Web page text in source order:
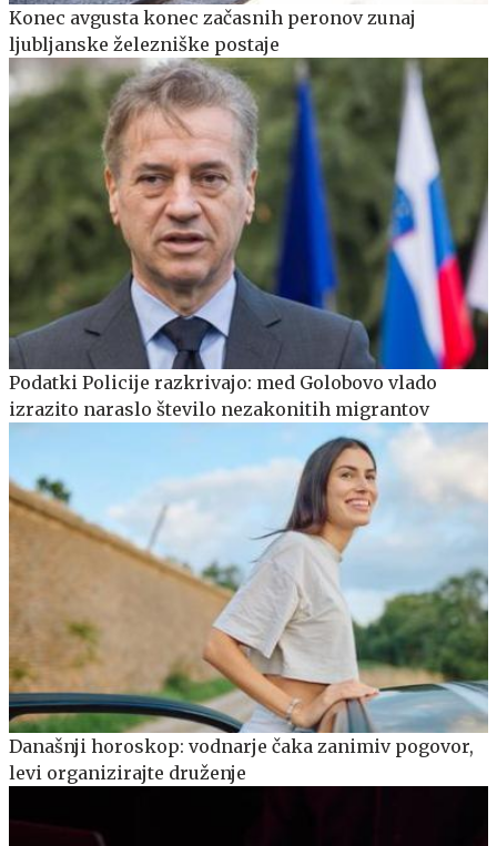
Konec avgusta konec začasnih peronov zunaj
ljubljanske železniške postaje
Podatki Policije razkrivajo: med Golobovo vlado
izrazito naraslo število nezakonitih migrantov
Današnji horoskop: vodnarje čaka zanimiv pogovor,
levi organizirajte druženje